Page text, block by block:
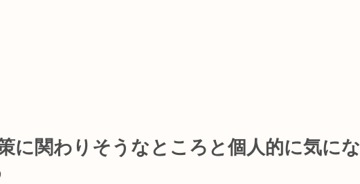
に関わりそうなところと個人的に気にな